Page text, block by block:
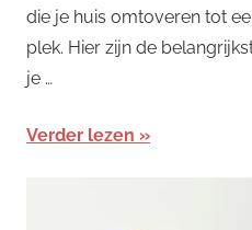
die je huis omtoveren tot
plek. Hier zijn de
je …
Verder lezen